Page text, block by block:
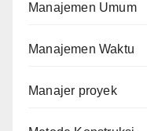
Manajemen Umum
Manajemen Waktu
Manajer proyek